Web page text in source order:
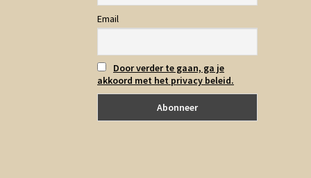
Email
Door verder te gaan, ga je
akkoord met het privacy beleid.